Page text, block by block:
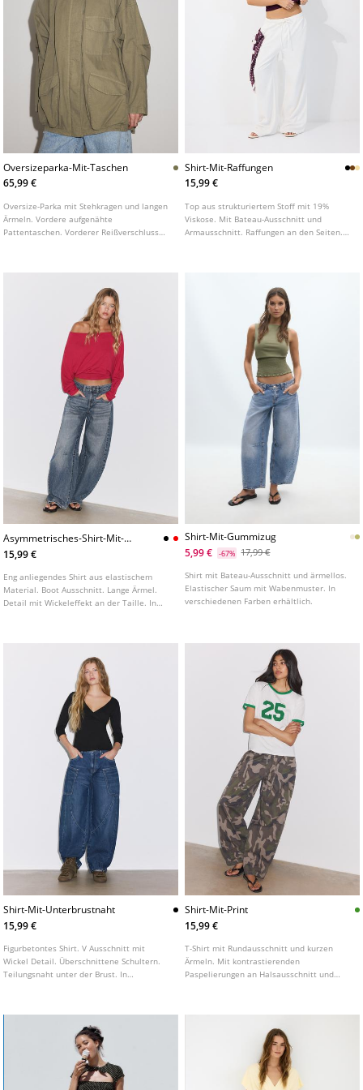
Oversizeparka-Mit-Taschen
65,99 €
Oversize-Parka mit Stehkragen und langen
Ärmeln. Vordere aufgenähte
Pattentaschen. Vorderer Reißverschluss
Shirt-Mit-Raffungen
15,99 €
Top aus strukturiertem Stoff mit 19%
Viskose. Mit Bateau-Ausschnitt und
Armausschnitt. Raffungen an den Seiten.
Asymmetrisches-Shirt-Mit-
Wickeleffekt
15,99 €
Eng anliegendes Shirt aus elastischem
Material. Boot Ausschnitt. Lange Ärmel.
Detail mit Wickeleffekt an der Taille. In
Shirt-Mit-Gummizug
5,99 €
-67% 17,99 €
Shirt mit Bateau-Ausschnitt und ärmellos.
Elastischer Saum mit Wabenmuster. In
verschiedenen Farben erhältlich.
Shirt-Mit-Unterbrustnaht
15,99 €
Figurbetontes Shirt. V Ausschnitt mit
Wickel Detail. Überschnittene Schultern.
Teilungsnaht unter der Brust. In
Shirt-Mit-Print
15,99 €
T-Shirt mit Rundausschnitt und kurzen
Ärmeln. Mit kontrastierenden
Paspelierungen an Halsausschnitt und